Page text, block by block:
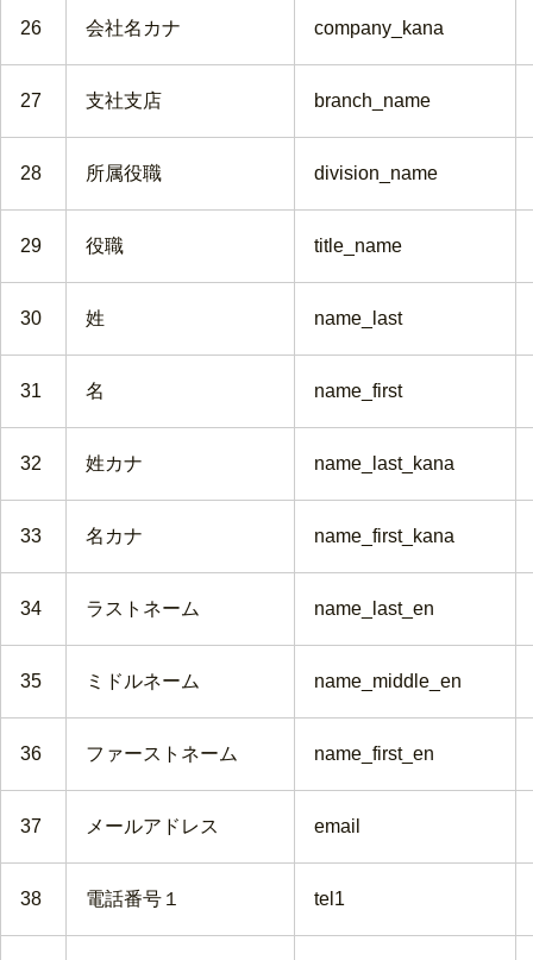
26 会社名カナ company_kana
27 支社支店 branch_name
28 所属役職 division_name
29 役職 title_name
30 姓 name_last
31 名 name_first
32 姓カナ name_last_kana
33 名カナ name_first_kana
34 ラストネーム name_last_en
35 ミドルネーム name_middle_en
36 ファーストネーム name_first_en
37 メールアドレス email
38 電話番号１ tel1